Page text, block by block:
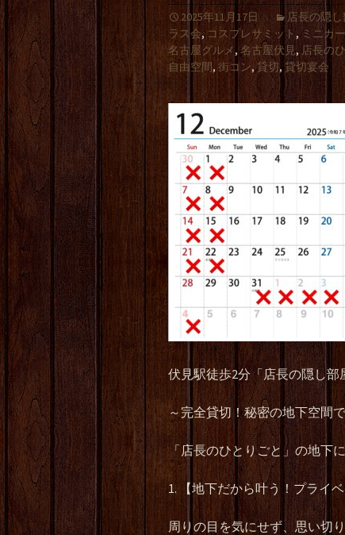
2025年11月17日 店長の隠
ラス会,コスプレサミット , ミニカ
名古屋グルメ , 名古屋伏見, 店長の
自由空間, 街コン,貸切, 貸切宴会
伏見駅徒歩2分「店長の隠し部
～完全貸切！秘密の地下空間
「店長のひとりごと」の地下
1. 【地下だから叶う！プライ
周りの目を気にせず、思い切